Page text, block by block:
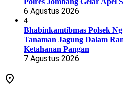
Polres Jombang Gelar Apel
6 Agustus 2026
4
Bhabinkamtibmas Polsek
Tanaman Jagung Dalam
Ketahanan Pangan
7 Agustus 2026